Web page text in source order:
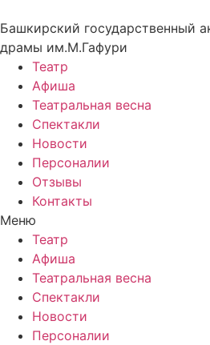
Башкирский государственный
драмы им.М.Гафури
Театр
Афиша
Театральная весна
Спектакли
Новости
Персоналии
Отзывы
Контакты
Меню
Театр
Афиша
Театральная весна
Спектакли
Новости
Персоналии